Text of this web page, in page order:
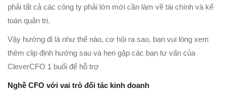
phải tất cả các công ty phải lớn mới cần làm về tài chính và kế
toán quản trị.
Vậy hướng đi là như thế nào, cơ hội ra sao, bạn vui lòng xem
thêm clip định hướng sau và hẹn gặp các bạn tư vấn của
CleverCFO 1 buổi để hỗ trợ
Nghề CFO với vai trò đối tác kinh doanh